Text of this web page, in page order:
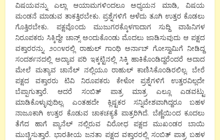
ವಿಷಯವನ್ನು ಎಲ್ಲಾ ಆಯಾಮಗಳಿಂದಲೂ ಅಧ್ಯಯನ ಮಾಡಿ, ವಿಷಯ
ಮಂಡನೆ ಮಾಡುವ ತಾಕತ್ತಿರಬೇಕು. ಪ್ರಶ್ನೆಗಳಿಗೆ ಆಳೆದು ತೂಗಿ ಉತ್ತರ ಕೊಡಲು
ಗೊತ್ತಿರಬೇಕು‌. ಪಕ್ಷವೊಂದು ಮುಜುಗರಕ್ಕೊಳಗಾದಾಗ ಸುದ್ದಿ ವಾಹಿನಿಗಳ
ನಿರೂಪಕರು ಸಿಕ್ಕಿದ್ದೇ ಚಾನ್ಸ್ ಅಂದುಕೊಂಡು ಮೊದಲು ಜಾಡಿಸುವುದು ಆ ಪಕ್ಷದ
ವಕ್ತಾರರನ್ನು. ೨೦೧೪ರಲ್ಲಿ ರಾಹುಲ್ ಗಾಂಧಿ ಅರ್ನಾಬ್ ಗೋಸ್ವಾಮಿಗೆ ನೀಡಿದ್ದ
ಸಂದರ್ಶನದಲ್ಲಿ ಅದ್ಯಾವ ಪರಿ ಇಕ್ಕಟ್ಟಿನಲ್ಲಿ ಸಿಕ್ಕಿ ಹಾಕಿಕೊಂಡಿದ್ದರೆಂದರೆ ಅದಾದ
ಮೇಲೆ ಮತ್ಯಾವ ಚಾನೆಲ್ ನಲ್ಲಿಯೂ ರಾಹುಲ್ ಕಾಣಿಸಿಕೊಂಡಿರಲಿಲ್ಲ. ಬೇರೆ
ಪಕ್ಷದ ವಕ್ತಾರರು ಟಿವಿ ನಿರೂಪಕರು ಕೇಳೋ ಪ್ರಶ್ನೆಗಳಿಗೆ ಉತ್ತರವಿಲ್ಲದೇ
ಬೆಪ್ಪಾಗುತ್ತಾರೆ. ಆದರೆ ಸಂಬಿತ್ ಪಾತ್ರ ಮಾತ್ರ ಎಲ್ಲೂ ಎಡವಟ್ಟು
ಮಾಡಿಕೊಳ್ಳುವುದಿಲ್ಲ. ಎಂತಹದೇ ಕ್ಲಿಷ್ಟಕರ ಸನ್ನಿವೇಶವಾಗಿದ್ದರೂ ಬಹಳ
ನಾಜೂಕಾಗಿ ಉತ್ತರ ಕೊಡುವ ಚಾಕಚಕ್ಯತೆ ಪಾತ್ರರಿಗಿದೆ. ಬೆಣ್ಣೆಯಿಂದ ಕೂದಲು
ತೆಗೆದ ಹಾಗೆ ಪ್ಯಾನೆಲ್ ನಲ್ಲಿರುವ ವಿರೋಧ ಪಕ್ಷದ ಮುಖಂಡರ ಬಾಯಿ
ಮುಚ್ಚಿಸುತ್ತಾರೆ. ಭಾರತೀಯ ಜನತಾ ಪಕ್ಷದ ವಕ್ತಾರರಲ್ಲಿ ಸಂಬಿತ್ ಪಾತ್ರ ಬಹಳ